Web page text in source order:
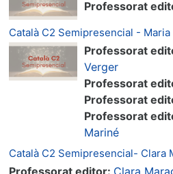
Professorat
Català C2 Semipresencial -
Professorat
Verger
Professorat
Professorat
Professorat
Mariné
Català C2 Semipresencial- Clara
Professorat editor: Clara